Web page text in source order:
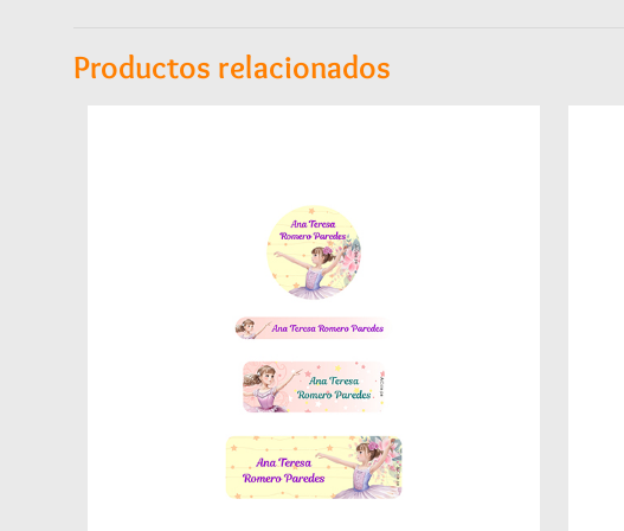
Productos relacionados